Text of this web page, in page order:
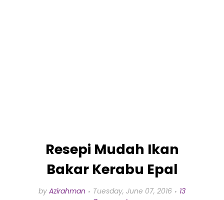
Resepi Mudah Ikan
Bakar Kerabu Epal
by Azirahman Tuesday, June 07, 2016
13